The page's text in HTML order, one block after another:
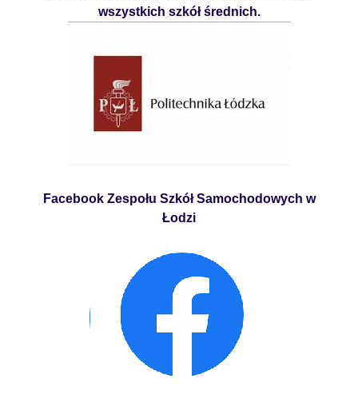
wszystkich szkół średnich.
Facebook Zespołu Szkół Samochodowych w
Łodzi